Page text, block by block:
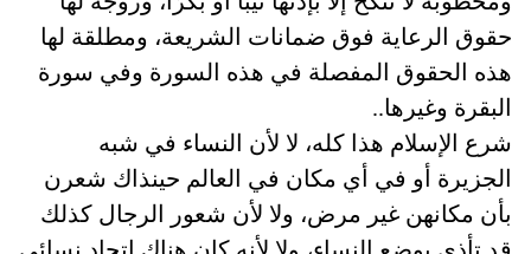
حقوق الرعاية فوق ضمانات الشريعة، ومطلقة لها
هذه الحقوق المفصلة في هذه السورة وفي سورة
البقرة وغيرها..
شرع الإسلام هذا كله، لا لأن النساء في شبه
الجزيرة أو في أي مكان في العالم حينذاك شعرن
بأن مكانهن غير مرض، ولا لأن شعور الرجال كذلك